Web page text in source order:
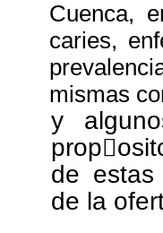
Cuenca,
caries,
mismas
y
de estas
de la